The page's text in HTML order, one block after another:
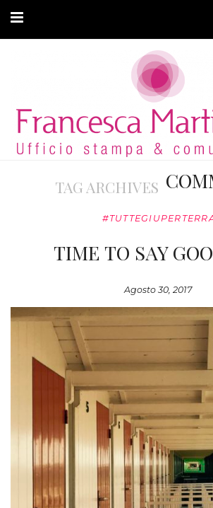
ARTICOLI
MODA ADATTIVA
CONTATTITAG ARCHIVES
TIME TO SAY
Agosto 30, 2017